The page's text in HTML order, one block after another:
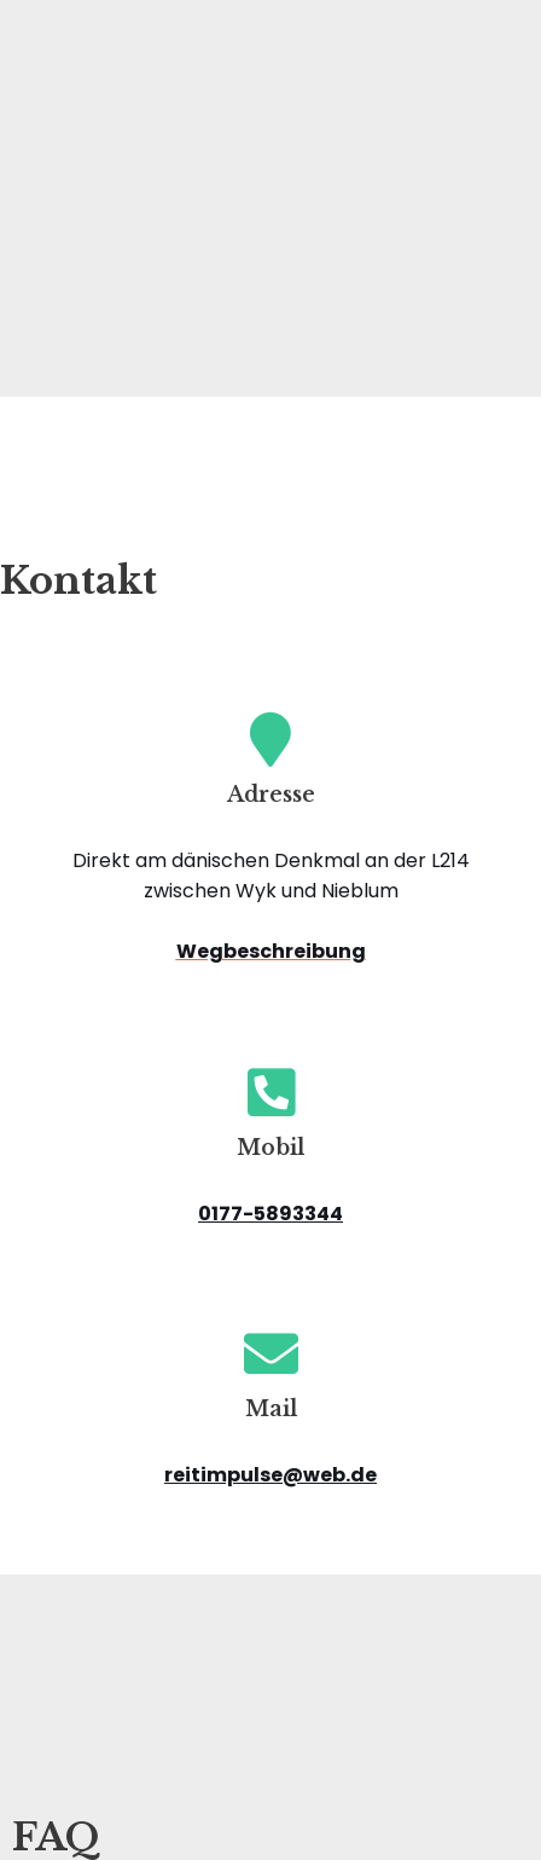
Kontakt
Adresse
Direkt am dänischen Denkmal an der L214
zwischen Wyk und Nieblum
Wegbeschreibung
Mobil
0177-5893344
Mail
reitimpulse@web.de
FAQ